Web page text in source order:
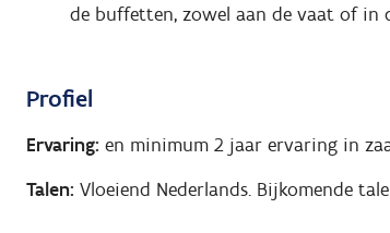
de buffetten, zowel aan de vaat of in
Profiel
Ervaring: en minimum 2 jaar ervaring in
Talen: Vloeiend Nederlands. Bijkomende